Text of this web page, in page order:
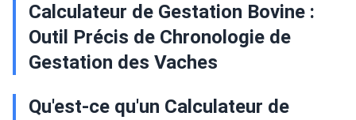
Calculateur de Gestation Bovine :
Outil Précis de Chronologie de
Gestation des Vaches
Qu'est-ce qu'un Calculateur de